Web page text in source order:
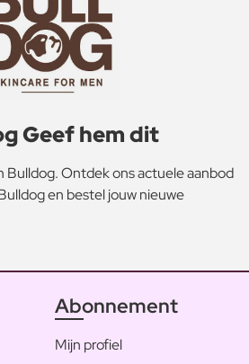
Geef hem dit
Bulldog. Ontdek ons actuele aanbod
en bestel jouw nieuwe
Abonnement
Mijn profiel